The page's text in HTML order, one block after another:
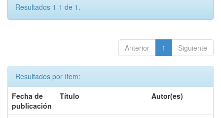
Resultados 1-1 de 1.
Anterior 1 Siguiente
Resultados por ítem:
Fecha de
publicación
Título Autor(es)